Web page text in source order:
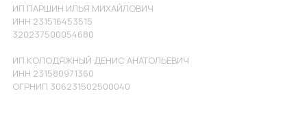
ИП ПАРШИН ИЛЬЯ МИХАЙЛОВИЧ
ИНН 231516453515
320237500054680
ИП КОЛОДЯЖНЫЙ ДЕНИС АНАТОЛЬЕВИЧ
ИНН 231580971360
ОГРНИП 306231502500040